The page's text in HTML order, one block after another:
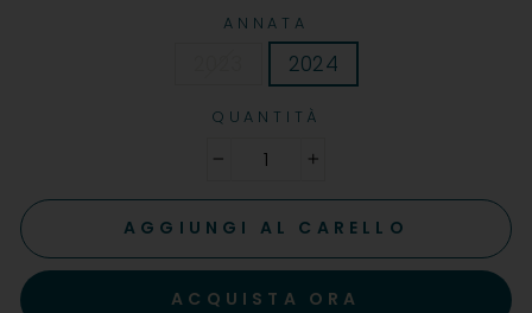
ANNATA
2024
QUANTITÀ
AGGIUNGI AL CARELLO
ACQUISTA ORA